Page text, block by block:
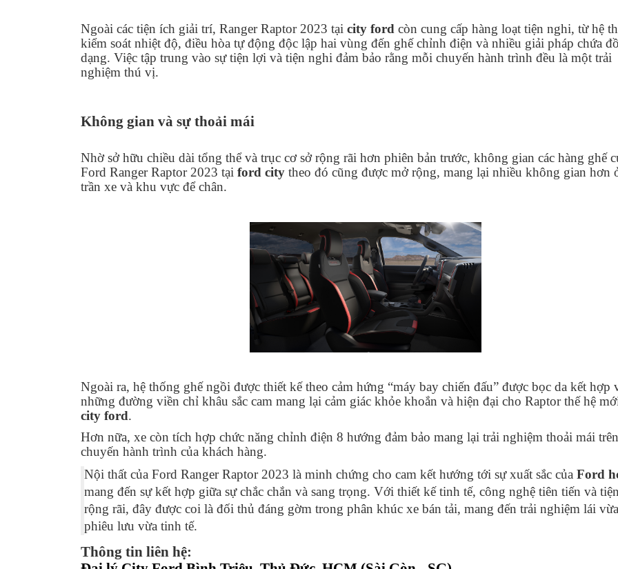
Ngoài các tiện ích giải trí, Ranger Raptor 2023 tại city ford còn cung cấp hàng loạt tiện nghi, từ hệ
kiểm soát nhiệt độ, điều hòa tự động độc lập hai vùng đến ghế chỉnh điện và nhiều giải pháp chứa
dạng. Việc tập trung vào sự tiện lợi và tiện nghi đảm bảo rằng mỗi chuyến hành trình đều là một trải
nghiệm thú vị.
Không gian và sự thoải mái
Nhờ sở hữu chiều dài tổng thể và trục cơ sở rộng rãi hơn phiên bản trước, không gian các hàng ghế
Ford Ranger Raptor 2023 tại ford city theo đó cũng được mở rộng, mang lại nhiều không gian hơn
trần xe và khu vực để chân.
Ngoài ra, hệ thống ghế ngồi được thiết kế theo cảm hứng “máy bay chiến đấu” được bọc da kết hợp
những đường viền chỉ khâu sắc cam mang lại cảm giác khỏe khoắn và hiện đại cho Raptor thế hệ
city ford.
Hơn nữa, xe còn tích hợp chức năng chỉnh điện 8 hướng đảm bảo mang lại trải nghiệm thoải mái
chuyến hành trình của khách hàng.
Nội thất của Ford Ranger Raptor 2023 là minh chứng cho cam kết hướng tới sự xuất sắc của Ford
mang đến sự kết hợp giữa sự chắc chắn và sang trọng. Với thiết kế tinh tế, công nghệ tiên tiến và
rộng rãi, đây được coi là đối thủ đáng gờm trong phân khúc xe bán tải, mang đến trải nghiệm lái vừa
phiêu lưu vừa tinh tế.
Thông tin liên hệ: